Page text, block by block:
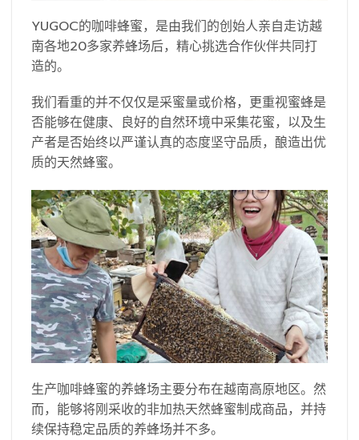
YUGOC的咖啡蜂蜜，是由我们的创始人亲自走访越
南各地20多家养蜂场后，精心挑选合作伙伴共同打
造的。
我们看重的并不仅仅是采蜜量或价格，更重视蜜蜂是
否能够在健康、良好的自然环境中采集花蜜，以及生
产者是否始终以严谨认真的态度坚守品质，酿造出优
质的天然蜂蜜。
生产咖啡蜂蜜的养蜂场主要分布在越南高原地区。然
而，能够将刚采收的非加热天然蜂蜜制成商品，并持
续保持稳定品质的养蜂场并不多。